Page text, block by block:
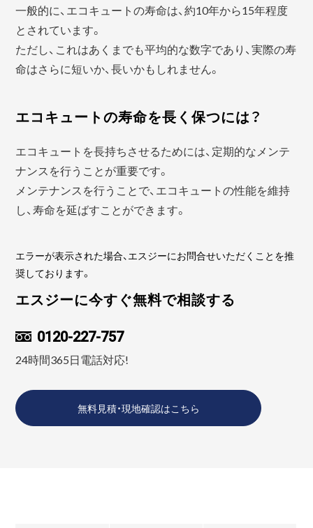
一般的に、エコキュートの寿命は、約10年から15年程度
とされています。
ただし、これはあくまでも平均的な数字であり、実際の寿
命はさらに短いか、長いかもしれません。
エコキュートの寿命を長く保つには？
エコキュートを長持ちさせるためには、定期的なメンテ
ナンスを行うことが重要です。
メンテナンスを行うことで、エコキュートの性能を維持
し、寿命を延ばすことができます。
エラーが表示された場合、エスジーにお問合せいただくことを推
奨しております。
エスジーに今すぐ無料で相談する
0120-227-757
24時間365日電話対応!
無料見積・現地確認はこちら